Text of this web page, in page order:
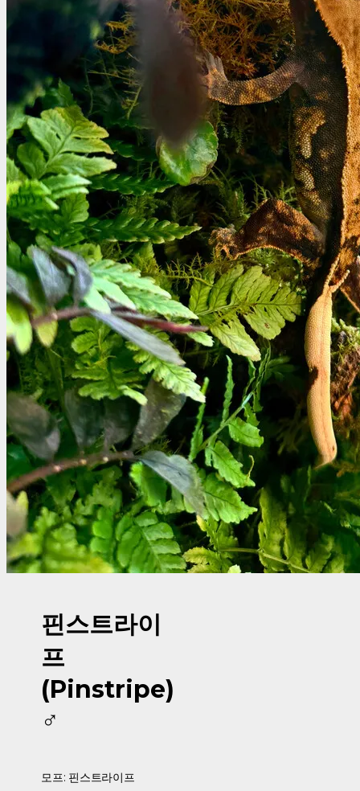
핀스트라이
프
(Pinstripe)
♂
모프: 핀스트라이프